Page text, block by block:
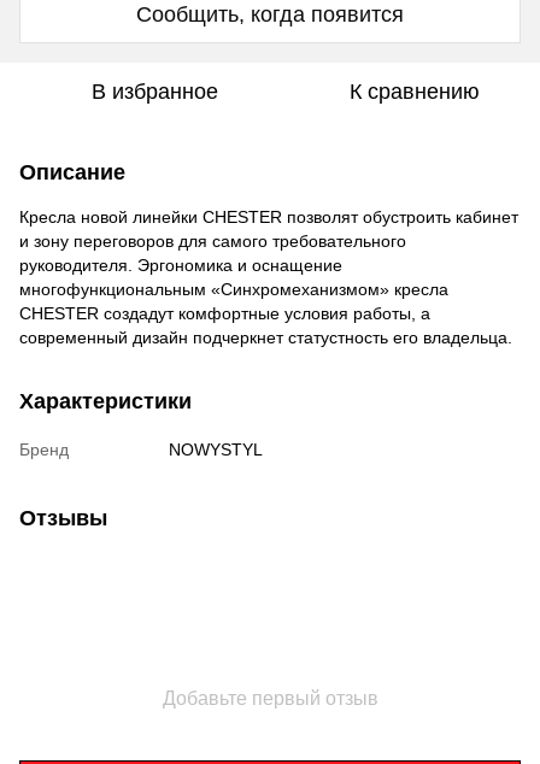
Сообщить, когда появится
В избранное К сравнению
Описание
Кресла новой линейки CHESTER позволят обустроить кабинет
и зону переговоров для самого требовательного
руководителя. Эргономика и оснащение
многофункциональным «Синхромеханизмом» кресла
CHESTER создадут комфортные условия работы, а
современный дизайн подчеркнет статустность его владельца.
Характеристики
Бренд NOWYSTYL
Отзывы
Добавьте первый отзыв